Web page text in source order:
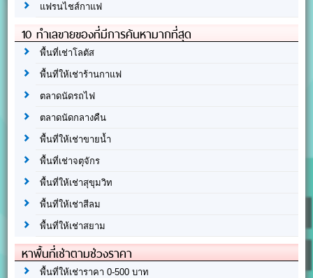
แฟรนไชส์กาแฟ
10 ทำเลขายของที่มีการค้นหามากที่สุด
พื้นที่เช่าโลตัส
พื้นที่ให้เช่าร้านกาแฟ
ตลาดนัดรถไฟ
ตลาดนัดกลางคืน
พื้นที่ให้เช่าขายน้ำ
พื้นที่เช่าจตุจักร
พื้นที่ให้เช่าสุขุมวิท
พื้นที่ให้เช่าสีลม
พื้นที่ให้เช่าสยาม
หาพื้นที่เช่าตามช่วงราคา
พื้นที่ให้เช่าราคา 0-500 บาท